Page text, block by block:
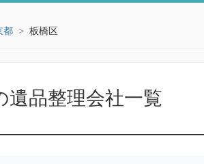
都 板橋区
遺品整理会社一覧